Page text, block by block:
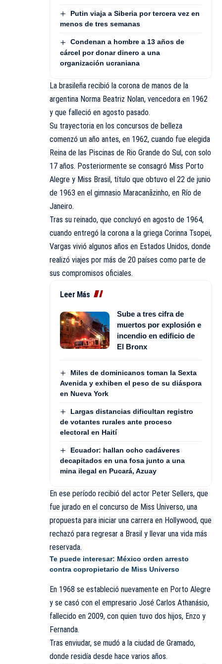
Putin viaja a Siberia por tercera vez en
menos de tres semanas
Condenan a hombre a 13 años de
cárcel por donar dinero a una
organización ucraniana
La brasileña recibió la corona de manos de la
argentina Norma Beatriz Nolan, vencedora en 1962
y que falleció en agosto pasado.
Su trayectoria en los concursos de belleza
comenzó un año antes, en 1962, cuando fue elegida
Reina de las Piscinas de Rio Grande do Sul, con solo
17 años. Posteriormente se consagró Miss Porto
Alegre y Miss Brasil, título que obtuvo el 22 de junio
de 1963 en el gimnasio Maracanãzinho, en Río de
Janeiro.
Tras su reinado, que concluyó en agosto de 1964,
cuando entregó la corona a la griega Corinna Tsopei,
Vargas vivió algunos años en Estados Unidos, donde
realizó viajes por más de 20 países como parte de
sus compromisos oficiales.
Leer Más
Sube a tres cifra de
muertos por explosión e
incendio en edificio de
El Bronx
Miles de dominicanos toman la Sexta
Avenida y exhiben el peso de su diáspora
en Nueva York
Largas distancias dificultan registro
de votantes rurales ante proceso
electoral en Haití
Ecuador: hallan ocho cadáveres
decapitados en una fosa junto a una
mina ilegal en Pucará, Azuay
En ese período recibió del actor Peter Sellers, que
fue jurado en el concurso de Miss Universo, una
propuesta para iniciar una carrera en Hollywood, que
rechazó para regresar a Brasil y llevar una vida más
reservada.
Te puede interesar: México orden arresto
contra copropietario de Miss Universo
En 1968 se estableció nuevamente en Porto Alegre
y se casó con el empresario José Carlos Athanásio,
fallecido en 2009, con quien tuvo dos hijos, Enzo y
Fernanda.
Tras enviudar, se mudó a la ciudad de Gramado,
donde residía desde hace varios años.